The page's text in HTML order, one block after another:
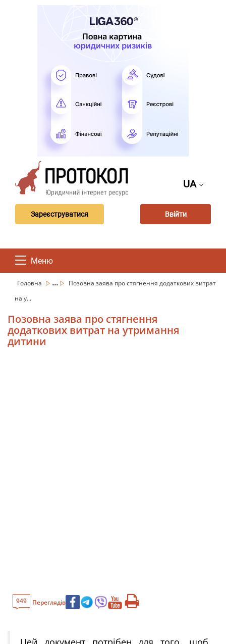
UA
Зареєструватися Ввійти
Меню
Головна ...
Позовна заява про стягнення додаткових витрат
на у...
Позовна заява про стягнення
додаткових витрат на утримання
дитини
949 Переглядів